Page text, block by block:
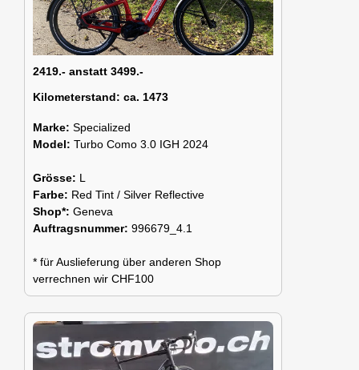
2419.- anstatt 3499.-
Kilometerstand: ca. 1473
Marke: Specialized
Model: Turbo Como 3.0 IGH 2024
Grösse: L
Farbe: Red Tint / Silver Reflective
Shop*: Geneva
Auftragsnummer: 996679_4.1
* für Auslieferung über anderen Shop
verrechnen wir CHF100